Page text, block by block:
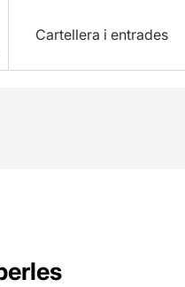
Cartellera i entrades